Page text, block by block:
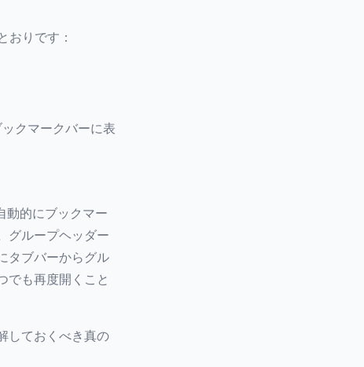
おりです：
クマークバーに表
動的にブックマー
グループヘッダー
タブバーからグル
でも再度開くこと
しておくべき真の